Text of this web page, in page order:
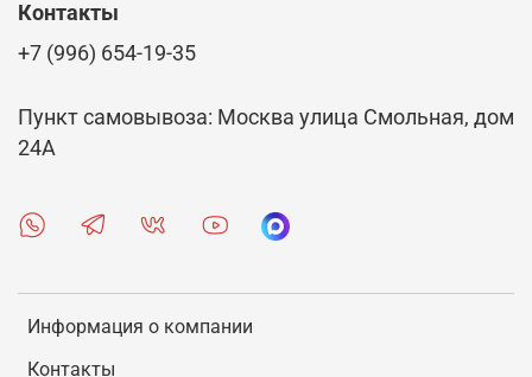
Информация о компании
Контакты
Контакты
+7 (996) 654-19-35
Пункт самовывоза: Москва улица Смольная, дом
24А